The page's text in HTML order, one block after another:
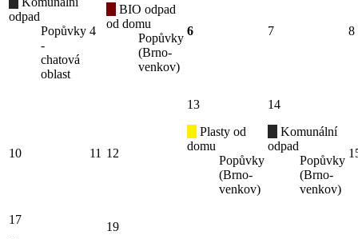
odpad
Popůvky
-
chatová
oblast
4
BIO odpad
od domu
Popůvky
(Brno-
venkov)
6 7 8
10 11 12
13
Plasty od
domu
Popůvky
(Brno-
venkov)
14
Komunální
odpad
Popůvky
(Brno-
venkov)
17
19